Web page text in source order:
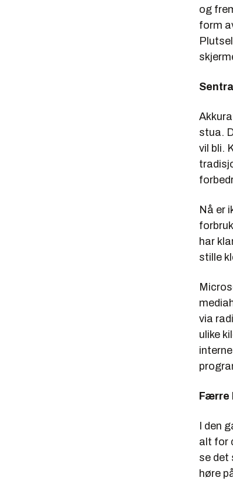
og
form
stua.
vil bli.
Nå er
har
stille
via
ulike
Færre
I den
alt for
se det
høre